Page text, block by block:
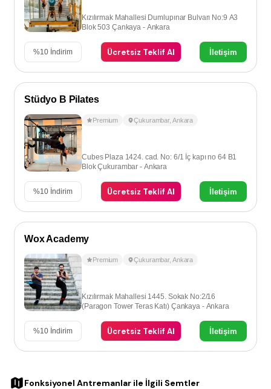
Kızılırmak Mahallesi Dumlupınar Bulvarı No:9 A3
Blok 503 Çankaya - Ankara
%10 İndirim Ücretsiz Teklif Al İletişim
Stüdyo B Pilates
Premium Çukurambar, Ankara
Cubes Plaza 1424. cad. No: 6/1 İç kapı no 64 B1
Blok Çukurambar - Ankara
%10 İndirim Ücretsiz Teklif Al İletişim
Wox Academy
Premium Çukurambar, Ankara
Kızılırmak Mahallesi 1445. Sokak No:2/16
(Paragon Tower Teras Katı) Çankaya - Ankara
%10 İndirim Ücretsiz Teklif Al İletişim
Fonksiyonel Antremanlar ile İlgili Semtler